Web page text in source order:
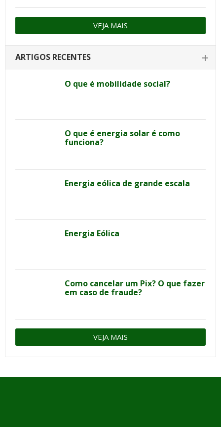
VEJA MAIS
ARTIGOS RECENTES
O que é mobilidade social?
O que é energia solar é como
funciona?
Energia eólica de grande escala
Energia Eólica
Como cancelar um Pix? O que fazer
em caso de fraude?
VEJA MAIS